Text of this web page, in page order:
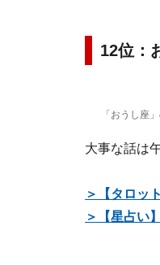
12位：
「おうし座
大事な話は
＞【タロッ
＞【星占い